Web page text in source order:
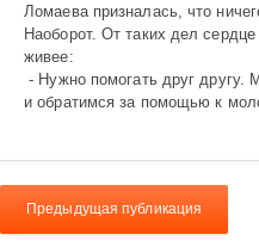
Ломаева призналась, что
Наоборот. От таких дел
живее:
- Нужно помогать друг другу.
и обратимся за помощью к
Предыдущая публикация